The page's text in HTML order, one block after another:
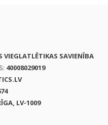
VIEGLATLĒTIKAS SAVIENĪBA
40008029019
LV-1009